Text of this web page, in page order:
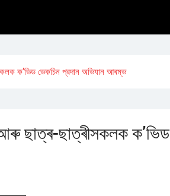
ক’ভিড ভেকচিন প্রদান অভিযান আৰম্ভ
ছাত্ৰ-ছাত্ৰীসকলক ক’ভিড